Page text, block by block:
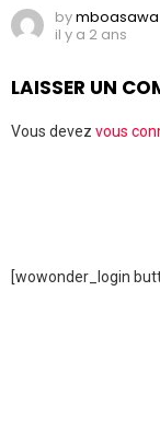
bymboasawa
il y a 2 ans
LAISSER UN
Vous devez vous
[wowonder_login